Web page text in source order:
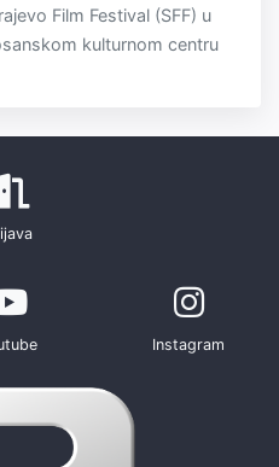
Film Festival (SFF) u
kulturnom centru
Instagram